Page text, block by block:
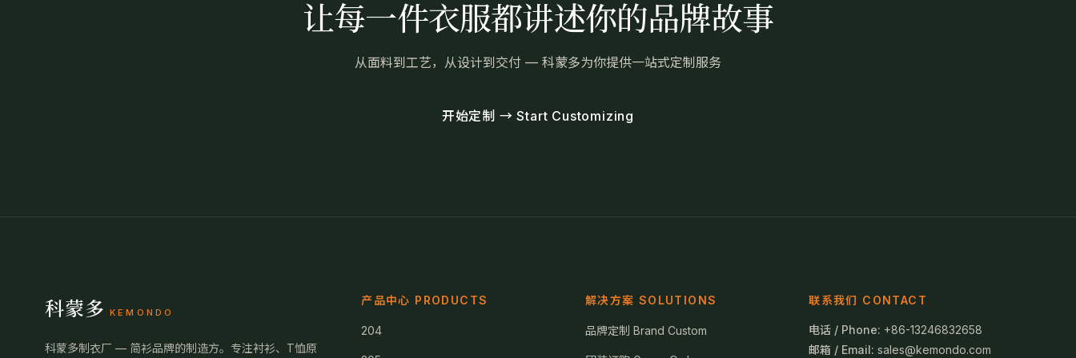
让每一件衣服都讲述你的品牌故事
从面料到工艺，从设计到交付 — 科蒙多为你提供一站式定制服务
开始定制 → Start Customizing
科蒙多 KEMONDO
科蒙多制衣厂 — 简衫品牌的制造方。专注衬衫、T恤原
产品中心 PRODUCTS
204
解决方案 SOLUTIONS
品牌定制 Brand Custom
联系我们 CONTACT
电话 / Phone: +86-13246832658
邮箱 / Email: sales@kemondo.com